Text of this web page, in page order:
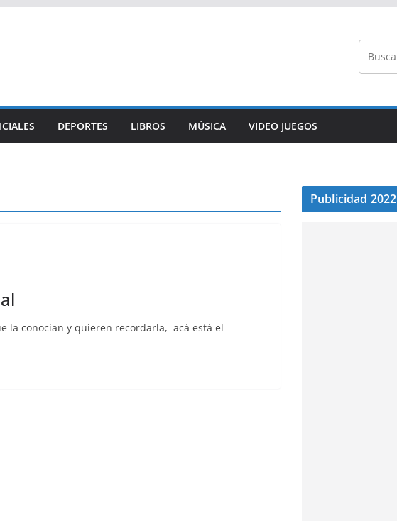
DEPORTES LIBROS MÚSICA VIDEO JUEGOS
la conocían y quieren recordarla, acá está el
Publicidad 2022